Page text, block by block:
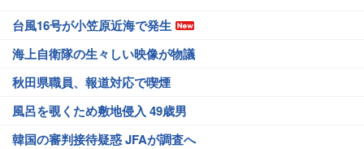
台風16号が小笠原近海で発生
海上自衛隊の生々しい映像が物議
秋田県職員、報道対応で喫煙
風呂を覗くため敷地侵入 49歳男
韓国の審判接待疑惑 JFAが調査へ